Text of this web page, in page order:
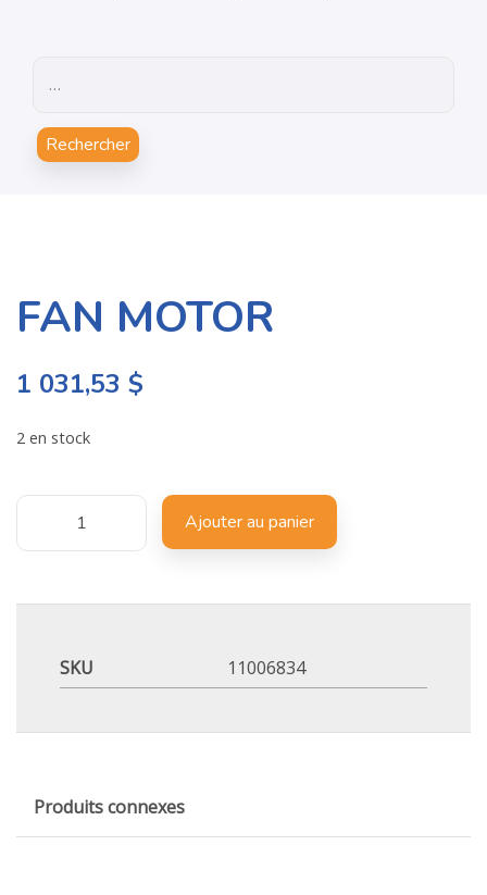
FAN MOTOR
1 031,53 $
2 en stock
Ajouter au panier
SKU 11006834
Produits connexes
Rechercher